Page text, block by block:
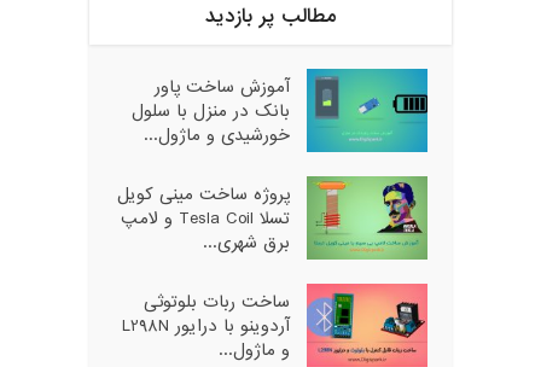
مطالب پر بازدید
آموزش ساخت پاور
بانک در منزل با سلول
خورشیدی و ماژول...
پروژه ساخت مینی کویل
تسلا Tesla Coil و لامپ
برق شهری...
ساخت ربات بلوتوثی
آردوینو با درایور L298N
و ماژول...